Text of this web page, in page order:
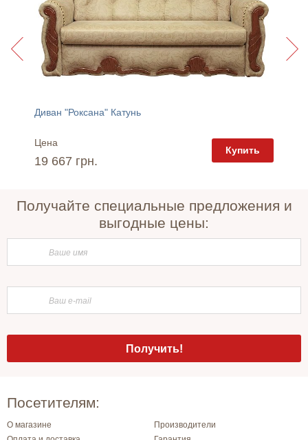
Диван "Роксана" Катунь
Цена
19 667 грн.
Купить
Получайте специальные предложения и
выгодные цены:
Посетителям:
О магазине
Производители